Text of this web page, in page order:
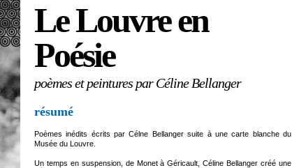
Le Louvre en
Poésie
poèmes et peintures par Céline Bellanger
résumé
Poèmes inédits écrits par Célne Bellanger suite à une carte blanche du
Musée du Louvre.
Un temps en suspension, de Monet à Géricault, Céline Bellanger créé une